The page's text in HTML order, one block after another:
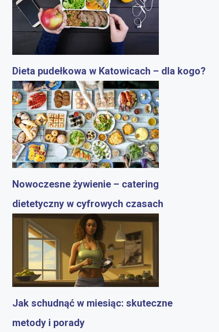
Dieta pudełkowa w Katowicach – dla kogo?
Nowoczesne żywienie – catering
dietetyczny w cyfrowych czasach
Jak schudnąć w miesiąc: skuteczne
metody i porady